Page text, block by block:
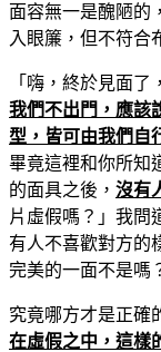
面容無一是醜陋的
入眼簾，但不符合
「嗨，終於見面了
我們不出門，應該
型，皆可由我們自
畢竟這裡和你所知
的面具之後， 沒有
片虛假嗎？」我問
有人不喜歡對方的
完美的一面不是嗎
究竟哪方才是正確
在虛假之中，這樣